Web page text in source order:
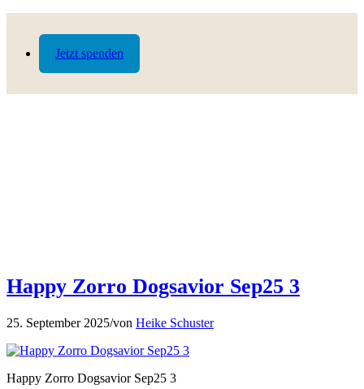
Jetzt spenden
Happy Zorro Dogsavior Sep25 3
25. September 2025/von Heike Schuster
Happy Zorro Dogsavior Sep25 3